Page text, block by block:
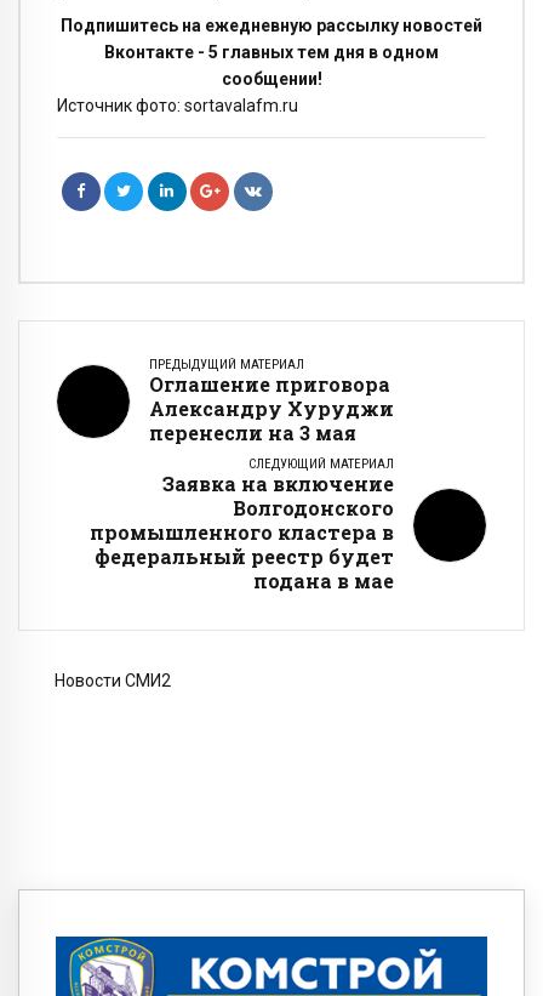
Подпишитесь на ежедневную рассылку новостей
Вконтакте - 5 главных тем дня в одном
сообщении!
Источник фото: sortavalafm.ru
ПРЕДЫДУЩИЙ МАТЕРИАЛ
Оглашение приговора
Александру Хуруджи
перенесли на 3 мая
СЛЕДУЮЩИЙ МАТЕРИАЛ
Заявка на включение
Волгодонского
промышленного кластера в
федеральный реестр будет
подана в мае
Новости СМИ2